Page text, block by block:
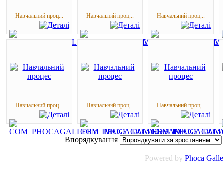
Навчальний проц... Навчальний проц... Навчальний проц...
Навчальний проц... Навчальний проц... Навчальний проц...
Впорядкування
Powered by Phoca